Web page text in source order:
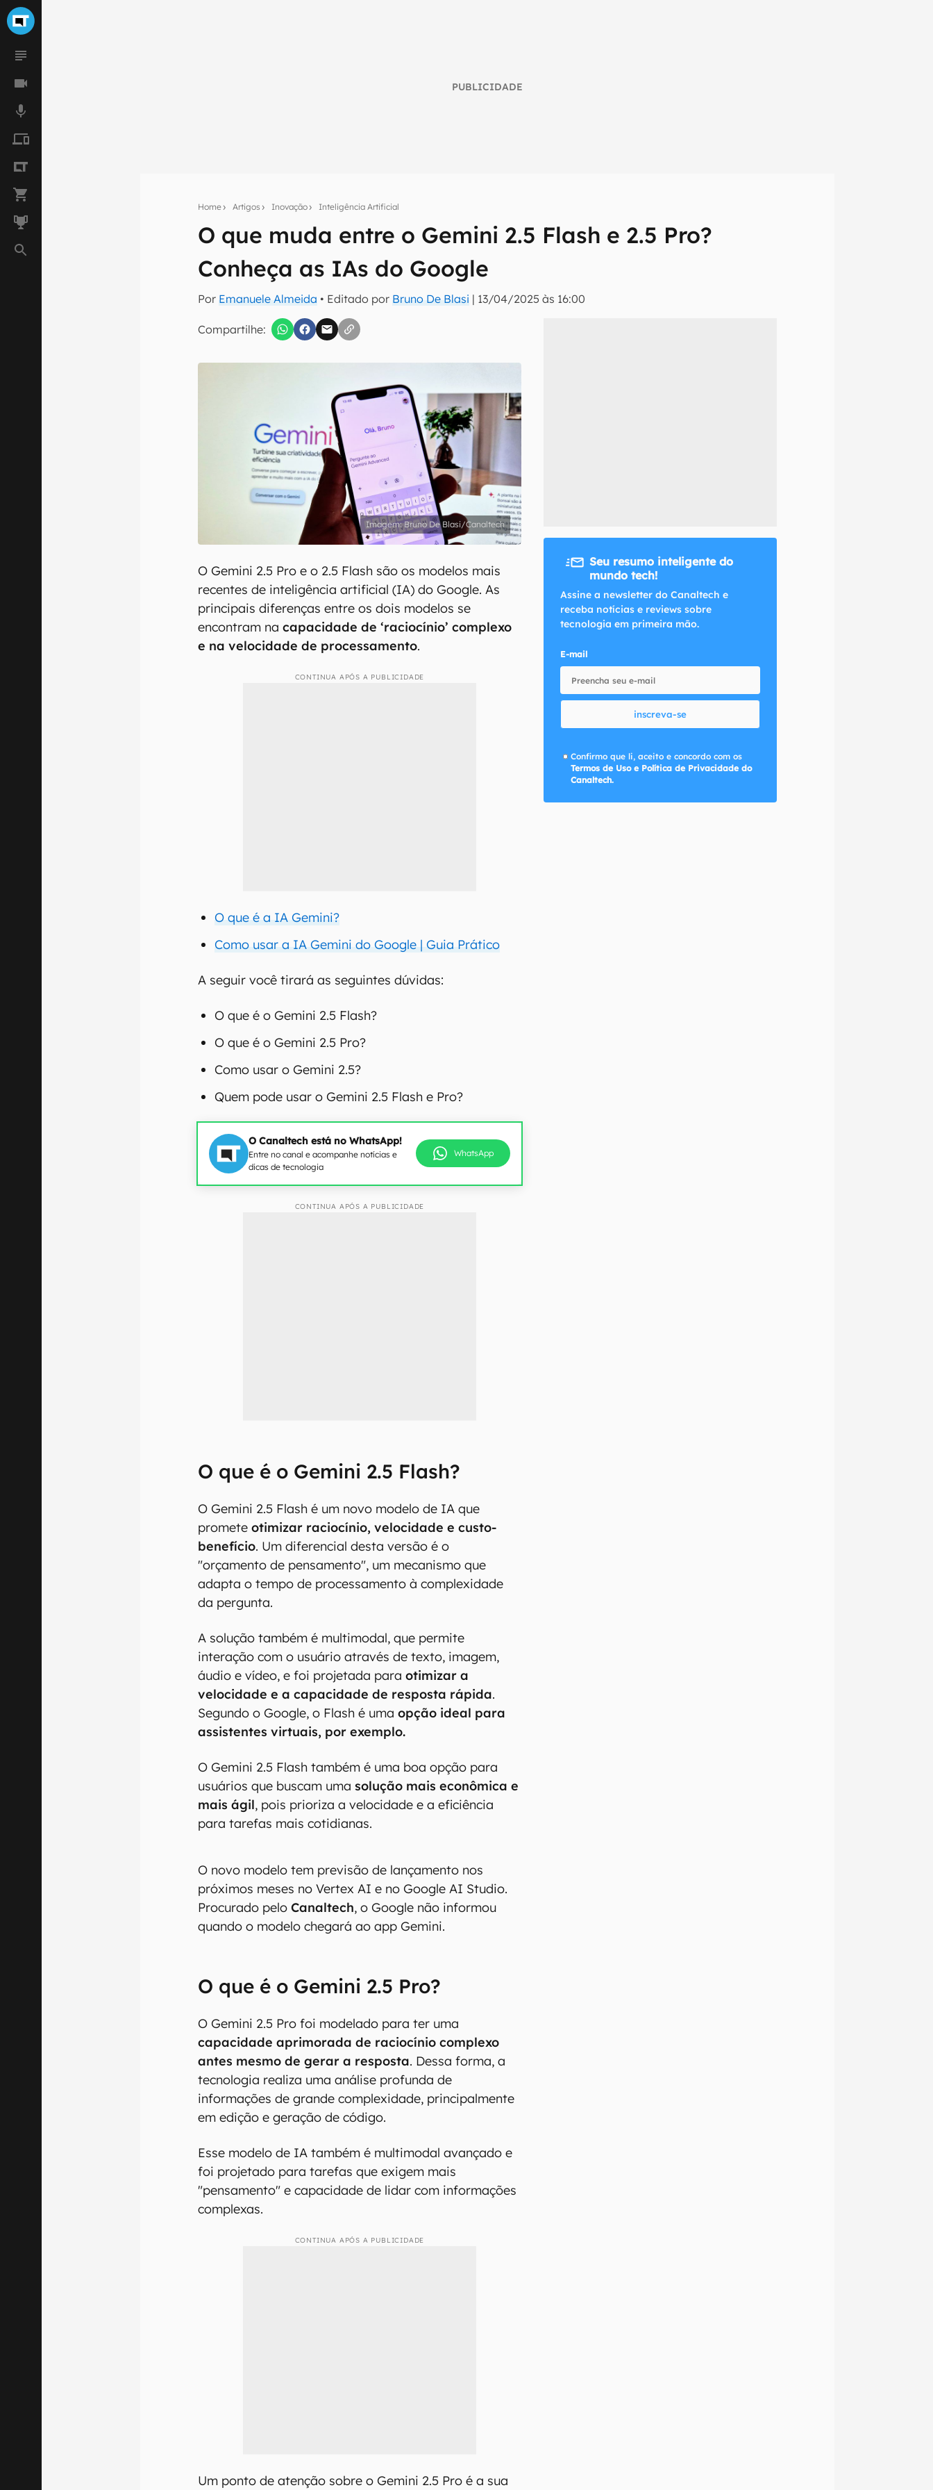
PUBLICIDADE
Home Artigos Inovação Inteligência Artificial
O que muda entre o Gemini 2.5 Flash e 2.5 Pro?
Conheça as IAs do Google
Por Emanuele Almeida • Editado por Bruno De Blasi | 13/04/2025 às 16:00
Compartilhe:
Assine a newsletter do Canaltech e receba notícias e reviews sobre tecnologia em primeira
Confirmo que li, aceito e concordo com os Termos de Uso e Política de Privacidade do Canaltech.
Bruno De Blasi/Canaltech
O Gemini 2.5 Pro e o 2.5 Flash são os modelos mais
recentes de inteligência artificial (IA) do Google. As
principais diferenças entre os dois modelos se
encontram nacapacidade de ‘raciocínio’ complexo
e na velocidade de processamento.
CONTINUA APÓS A PUBLICIDADE
O que é a IA Gemini?
Como usar a IA Gemini do Google | Guia Prático
A seguir você tirará as seguintes dúvidas:
O que é o Gemini 2.5 Flash?
O que é o Gemini 2.5 Pro?
Como usar o Gemini 2.5?
Quem pode usar o Gemini 2.5 Flash e Pro?
O Canaltech está no WhatsApp!
Entre no canal e acompanhe notícias e
dicas de tecnologia
WhatsApp
CONTINUA APÓS A PUBLICIDADE
O que é o Gemini 2.5 Flash?
O Gemini 2.5 Flash é um novo modelo de IA que
prometeotimizar raciocínio, velocidade e custo-
benefício. Um diferencial desta versão é o
"orçamento de pensamento", um mecanismo que
adapta o tempo de processamento à complexidade
da pergunta.
A solução também é multimodal, que permite
interação com o usuário através de texto, imagem,
áudio e vídeo, e foi projetada para otimizar a
velocidade e a capacidade de resposta rápida.
Segundo o Google, o Flash é umaopção ideal para
assistentes virtuais, por exemplo.
O Gemini 2.5 Flash também é uma boa opção para
usuários que buscam umasolução mais econômica e
mais ágil, pois prioriza a velocidade e a eficiência
para tarefas mais cotidianas.
O novo modelo tem previsão de lançamento nos
próximos meses no Vertex AI e no Google AI Studio.
Procurado peloCanaltech, o Google não informou
quando o modelo chegará ao app Gemini.
O que é o Gemini 2.5 Pro?
O Gemini 2.5 Pro foi modelado para ter uma
antes mesmo de gerar a resposta. Dessa forma, a
Seu resumo inteligente do
mundo tech!
Assine a newsletter do Canaltech e
receba notícias e reviews sobre
tecnologia em primeira mão.
E-mail
inscreva-se
Confirmo que li, aceito e concordo com os
Termos de Uso e Política de Privacidade do
Canaltech.